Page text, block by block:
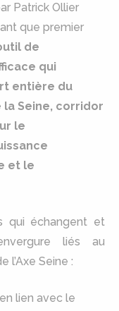
Patrick Ollier
que premier
de
qui
entière du
Seine, corridor
le
et le
qui échangent et
liés au
Seine :
lien avec le